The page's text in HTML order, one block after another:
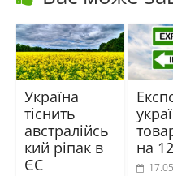
Україна
тіснить
австралійсь
кий ріпак в
ЄС
на